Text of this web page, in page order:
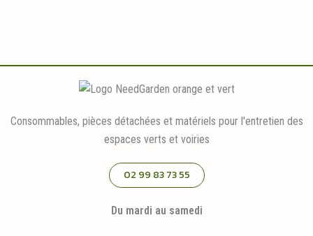
Consommables, pièces détachées et matériels pour l'entretien des
espaces verts et voiries
02 99 83 73 55
Du mardi au samedi